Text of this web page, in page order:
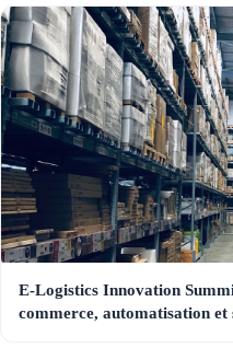
E-Logistics Innovation
commerce, automatisation et